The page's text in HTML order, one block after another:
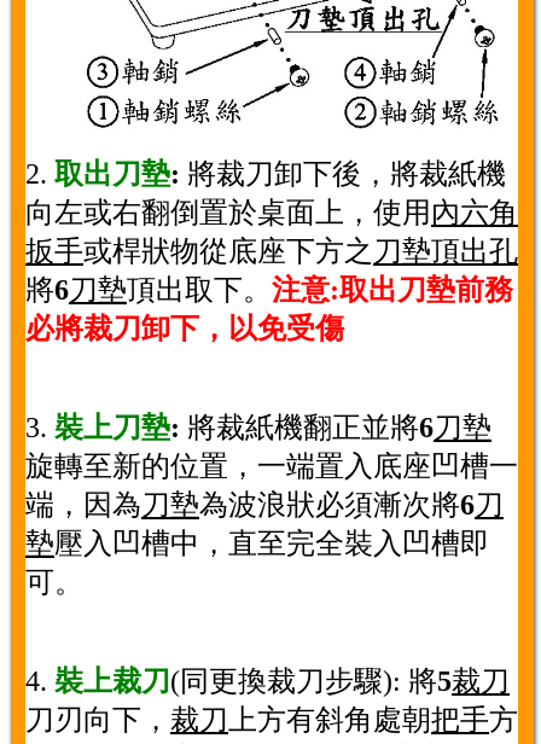
2. 取出刀墊: 將裁刀卸下後，將裁紙機
向左或右翻倒置於桌面上，使用 內六角
扳手或桿狀物從底座下方之 刀墊頂出孔
將6刀墊頂出取下。 注意:取出刀墊前務
必將裁刀卸下，以免受傷
3. 裝上刀墊: 將裁紙機翻正並將6刀墊
旋轉至新的位置，一端置入底座凹槽一
端，因為刀墊為波浪狀必須漸次將6刀
墊壓入凹槽中，直至完全裝入凹槽即
可。
4. 裝上裁刀(同更換裁刀步驟): 將5裁刀
刀刃向下， 裁刀上方有斜角處朝把手方